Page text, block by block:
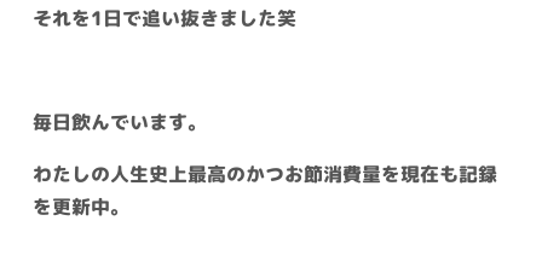
それを1日で追い抜きました笑
毎日飲んでいます。
わたしの人生史上最高のかつお節消費量を現在も記録
を更新中。